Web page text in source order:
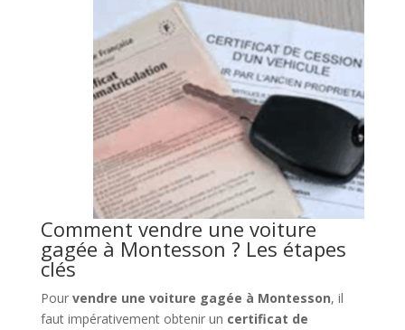
Comment vendre une voiture
gagée à Montesson ? Les étapes
clés
Pour vendre une voiture gagée à Montesson, il
faut impérativement obtenir un certificat de